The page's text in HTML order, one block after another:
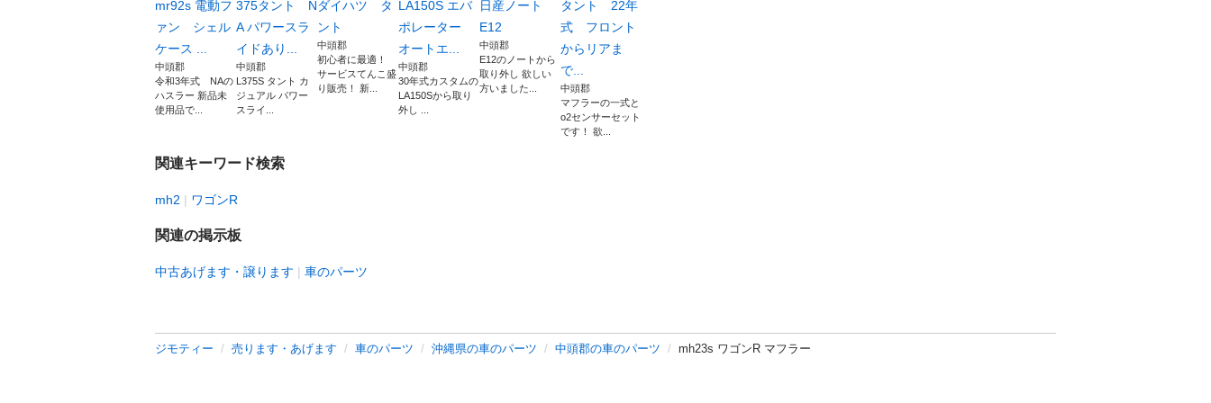
mr92s 電動フ
ァン シェル
ケース ...
中頭郡
令和3年式 NAの
ハスラー 新品未
使用品で...
375タント N
A パワースラ
イドあり...
中頭郡
L375S タント カ
ジュアル パワー
スライ...
ダイハツ タ
ント
中頭郡
初心者に最適！
サービスてんこ盛
り販売！ 新...
LA150S エバ
ポレーター
オートエ...
中頭郡
30年式カスタムの
LA150Sから取り
外し ...
日産ノート
E12
中頭郡
E12のノートから
取り外し 欲しい
方いました...
タント 22年
式 フロント
からリアま
で...
中頭郡
マフラーの一式と
o2センサーセット
です！ 欲...
関連キーワード検索
mh2 ワゴンR
関連の掲示板
中古あげます・譲ります 車のパーツ
ジモティー 売ります・あげます 車のパーツ 沖縄県の車のパーツ 中頭郡の車のパーツ mh23s ワゴンR マフラー